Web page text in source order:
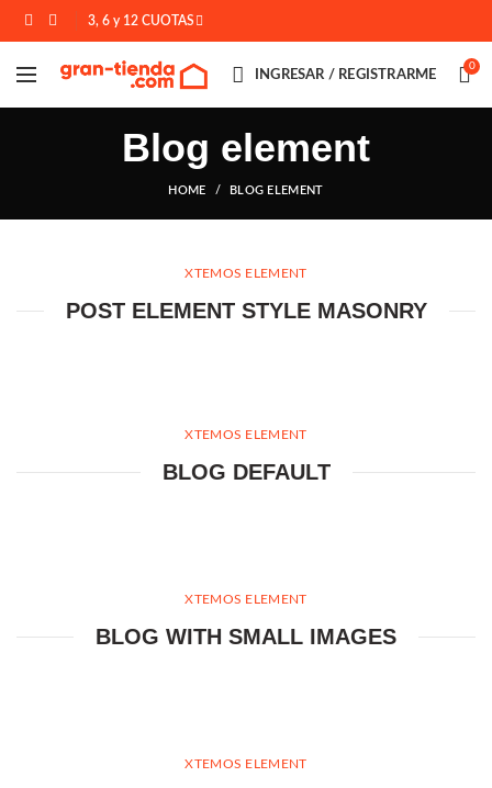
3, 6 y 12 CUOTAS
INGRESAR / REGISTRARME
0
Blog element
HOME BLOG ELEMENT
XTEMOS ELEMENT
POST ELEMENT STYLE MASONRY
XTEMOS ELEMENT
BLOG DEFAULT
XTEMOS ELEMENT
BLOG WITH SMALL IMAGES
XTEMOS ELEMENT